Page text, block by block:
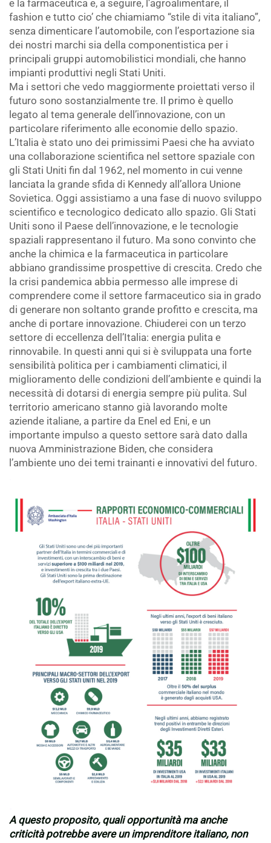
e la farmaceutica e, a seguire, l’agroalimentare, il
fashion e tutto cio’ che chiamiamo “stile di vita italiano”,
senza dimenticare l’automobile, con l’esportazione sia
dei nostri marchi sia della componentistica per i
principali gruppi automobilistici mondiali, che hanno
impianti produttivi negli Stati Uniti.
Ma i settori che vedo maggiormente proiettati verso il
futuro sono sostanzialmente tre. Il primo è quello
legato al tema generale dell’innovazione, con un
particolare riferimento alle economie dello spazio.
L’Italia è stato uno dei primissimi Paesi che ha avviato
una collaborazione scientifica nel settore spaziale con
gli Stati Uniti fin dal 1962, nel momento in cui venne
lanciata la grande sfida di Kennedy all’allora Unione
Sovietica. Oggi assistiamo a una fase di nuovo sviluppo
scientifico e tecnologico dedicato allo spazio. Gli Stati
Uniti sono il Paese dell’innovazione, e le tecnologie
spaziali rappresentano il futuro. Ma sono convinto che
anche la chimica e la farmaceutica in particolare
abbiano grandissime prospettive di crescita. Credo che
la crisi pandemica abbia permesso alle imprese di
comprendere come il settore farmaceutico sia in grado
di generare non soltanto grande profitto e crescita, ma
anche di portare innovazione. Chiuderei con un terzo
settore di eccellenza dell’Italia: energia pulita e
rinnovabile. In questi anni qui si è sviluppata una forte
sensibilità politica per i cambiamenti climatici, il
miglioramento delle condizioni dell’ambiente e quindi la
necessità di dotarsi di energia sempre più pulita. Sul
territorio americano stanno già lavorando molte
aziende italiane, a partire da Enel ed Eni, e un
importante impulso a questo settore sarà dato dalla
nuova Amministrazione Biden, che considera
l’ambiente uno dei temi trainanti e innovativi del futuro.
A questo proposito, quali opportunità ma anche
criticità potrebbe avere un imprenditore italiano, non